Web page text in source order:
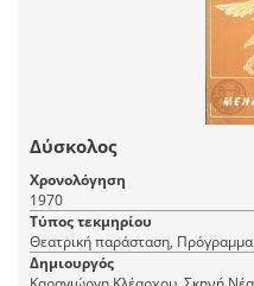
Δύσκολος
Χρονολόγηση
1970
Τύπος τεκμηρίου
Θεατρική παράσταση, Πρόγραμμα
Δημιουργός